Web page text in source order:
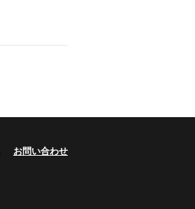
お問い合わせ